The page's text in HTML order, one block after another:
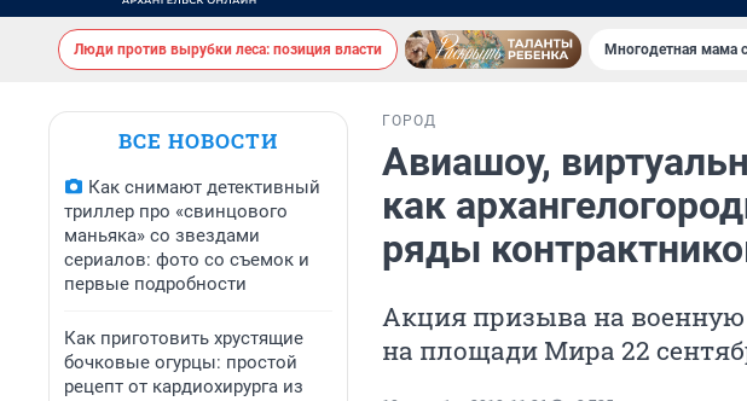
Люди против вырубки леса: позиция власти Многодетная мама
ВСЕ НОВОСТИ
Как снимают детективный
триллер про «свинцового
маньяка» со звездами
сериалов: фото со съемок и
первые подробности
Как приготовить хрустящие
бочковые огурцы: простой
рецепт от кардиохирурга из
ГОРОД
Авиашоу,
как
ряды
Акция призыва на военную
на площади Мира 22